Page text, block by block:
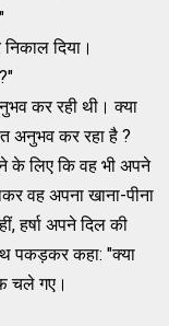
दिया।
कर रही थी। क्या
अनुभव कर रहा है ?
के लिए कि वह भी अपने
वह अपना खाना-पीना
हर्षा अपने दिल की
पकड़कर कहा: "क्या
चले गए।